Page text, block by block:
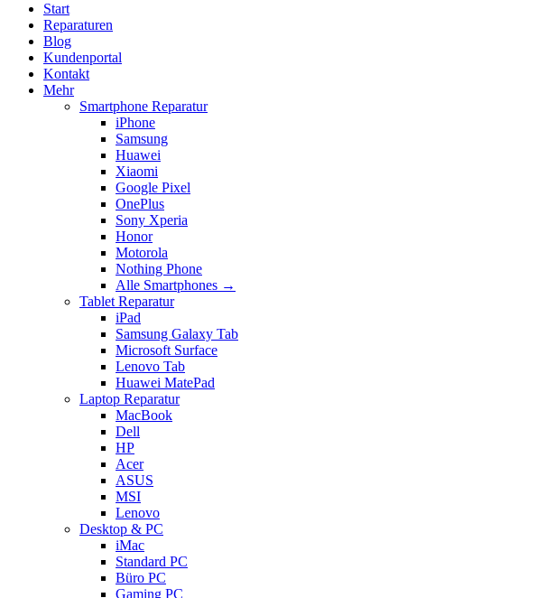
Start
Reparaturen
Blog
Kundenportal
Kontakt
Mehr
Smartphone Reparatur
iPhone
Samsung
Huawei
Xiaomi
Google Pixel
OnePlus
Sony Xperia
Honor
Motorola
Nothing Phone
Alle Smartphones →
Tablet Reparatur
iPad
Samsung Galaxy Tab
Microsoft Surface
Lenovo Tab
Huawei MatePad
Laptop Reparatur
MacBook
Dell
HP
Acer
ASUS
MSI
Lenovo
Desktop & PC
iMac
Standard PC
Büro PC
Gaming PC